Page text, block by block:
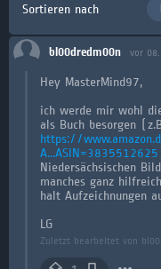
Sortieren nach
bl00dredm00n vor
Hey MasterMind97,
ich werde mir wohl
als Buch besorgen
https://
A...ASIN=3835512625
Niedersächsischen
manches ganz
halt Aufzeichnungen
LG
Zuletzt bearbeitet von